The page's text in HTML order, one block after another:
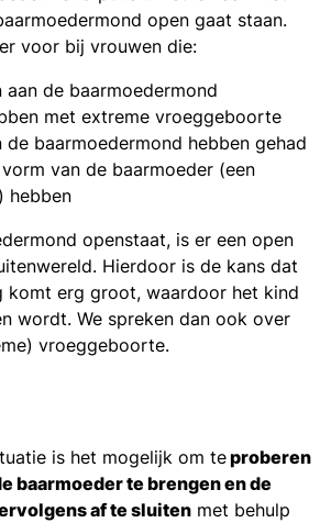
open gaat staan.
voor bij vrouwen die:
de baarmoedermond
met extreme vroeggeboorte
de baarmoedermond hebben gehad
van de baarmoeder (een
hebben
openstaat, is er een open
Hierdoor is de kans dat
komt erg groot, waardoor het kind
wordt. We spreken dan ook over
vroeggeboorte.
is het mogelijk om teproberen
baarmoeder te brengen en de
af te sluiten met behulp